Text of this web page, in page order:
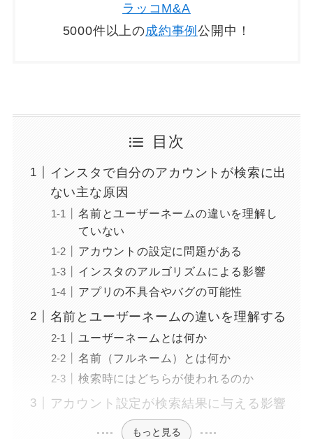
ラッコM&A
5000件以上の成約事例公開中！
目次
インスタで自分のアカウントが検索に出
ない主な原因
名前とユーザーネームの違いを理解し
ていない
アカウントの設定に問題がある
インスタのアルゴリズムによる影響
アプリの不具合やバグの可能性
名前とユーザーネームの違いを理解する
ユーザーネームとは何か
名前（フルネーム）とは何か
検索時にはどちらが使われるのか
アカウント設定が検索結果に与える影響
もっと見る